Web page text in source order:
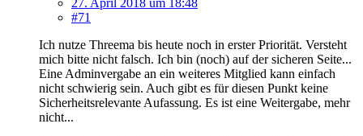
#71
Ich nutze Threema bis heute noch in erster Priorität. Versteht
mich bitte nicht falsch. Ich bin (noch) auf der sicheren Seite...
Eine Adminvergabe an ein weiteres Mitglied kann einfach
nicht schwierig sein. Auch gibt es für diesen Punkt keine
Sicherheitsrelevante Aufassung. Es ist eine Weitergabe, mehr
nicht...